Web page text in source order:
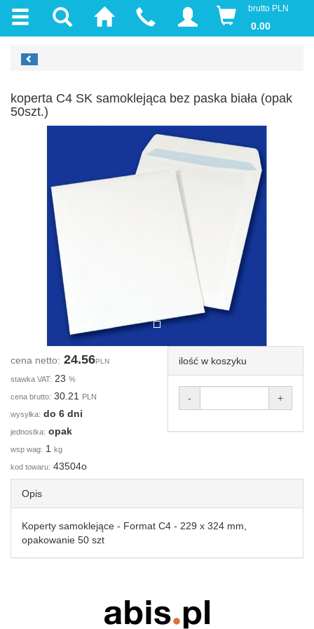
brutto PLN
0.00
koperta C4 SK samoklejąca bez paska biała (opak
50szt.)
cena netto: 24.56PLN
stawka VAT: 23 %
cena brutto: 30.21 PLN
wysyłka: do 6 dni
jednostka: opak
wsp wag: 1 kg
kod towaru: 43504o
ilość w koszyku
- +
Opis
Koperty samoklejące - Format C4 - 229 x 324 mm,
opakowanie 50 szt